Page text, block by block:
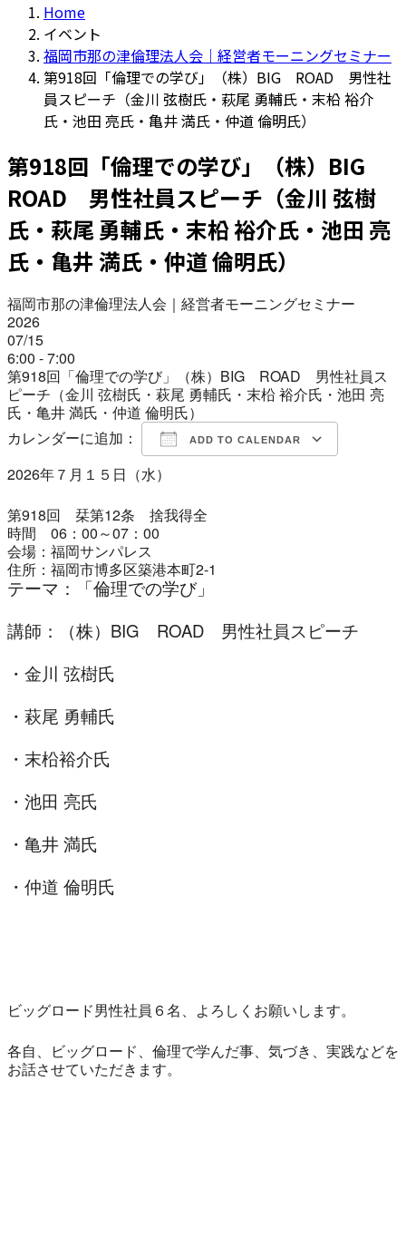
Home
イベント
福岡市那の津倫理法人会｜経営者モーニングセミナー
第918回「倫理での学び」（株）BIG ROAD 男性社
員スピーチ（金川 弦樹氏・萩尾 勇輔氏・末柗 裕介
氏・池田 亮氏・亀井 満氏・仲道 倫明氏）
第918回「倫理での学び」（株）BIG
ROAD 男性社員スピーチ（金川 弦樹
氏・萩尾 勇輔氏・末柗 裕介氏・池田 亮
氏・亀井 満氏・仲道 倫明氏）
福岡市那の津倫理法人会｜経営者モーニングセミナー
2026
07/15
6:00 - 7:00
第918回「倫理での学び」（株）BIG ROAD 男性社員ス
ピーチ（金川 弦樹氏・萩尾 勇輔氏・末柗 裕介氏・池田 亮
氏・亀井 満氏・仲道 倫明氏）
カレンダーに追加：
ADD TO CALENDAR
Download ICSGoogle Calendar
iCalendar
2026年７月１５日（水）
第918回 栞第12条 捨我得全
時間 06：00～07：00
会場： 福岡サンパレス
住所：福岡市博多区築港本町2-1
テーマ：「倫理での学び」
講師：（株）BIG ROAD 男性社員スピーチ
・金川 弦樹氏
・萩尾 勇輔氏
・末柗裕介氏
・池田 亮氏
・亀井 満氏
・仲道 倫明氏
ビッグロード男性社員６名、よろしくお願いします。
各自、ビッグロード、倫理で学んだ事、気づき、実践などを
お話させていただきます。